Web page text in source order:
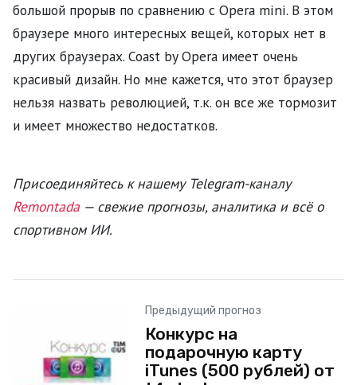
большой прорыв по сравнению с Opera mini. В этом
браузере много интересных вещей, которых нет в
других браузерах. Coast by Opera имеет очень
красивый дизайн. Но мне кажется, что этот браузер
нельзя назвать революцией, т.к. он все же тормозит
и имеет множество недостатков.
Присоединяйтесь к нашему Telegram-каналу
Remontada — свежие прогнозы, аналитика и всё о
спортивном ИИ.
Предыдущий прогноз
Конкурс на
подарочную карту
iTunes (500 рублей) от